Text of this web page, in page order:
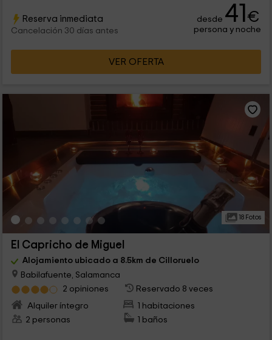
Reserva inmediata
Cancelación 30 días antes
desde 41€
persona y noche
VER OFERTA
18 Fotos
El Capricho de Miguel
Alojamiento ubicado a 8.5km de Cilloruelo
Babilafuente, Salamanca
2 opiniones
Reservado 8 veces
Alquiler íntegro
1 habitaciones
2 personas
1 baños